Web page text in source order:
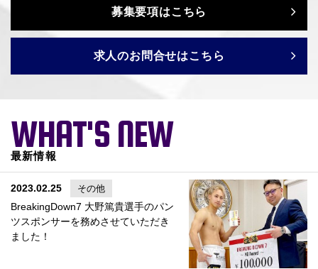
募集要項はこちら
求人のお問合せはこちら
WHAT'S NEW
最新情報
2023.02.25 その他
BreakingDown7 大野篤貴選手のパン
ツスポンサーを務めさせていただき
ました！